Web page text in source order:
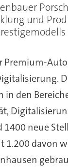
und
Premium-
in den
1400 neue
1.200 davon